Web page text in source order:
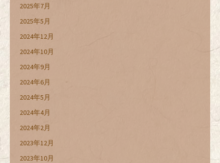
2025年7月
2025年5月
2024年12月
2024年10月
2024年9月
2024年6月
2024年5月
2024年4月
2024年2月
2023年12月
2023年10月